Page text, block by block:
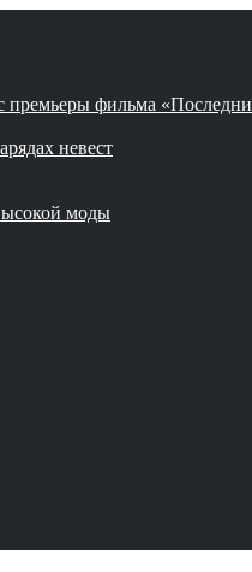
премьеры фильма
невест
моды